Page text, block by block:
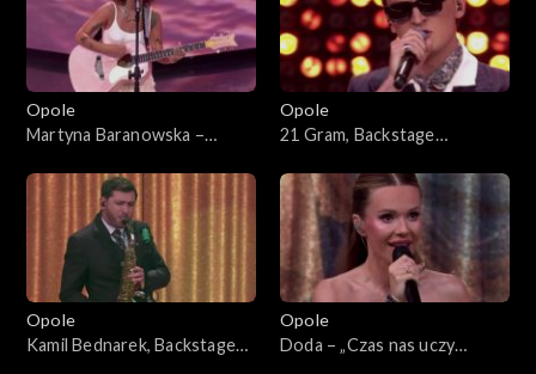
Opole
Martyna Baranowska –
„Debiuty”
Opole
21 Gram, Backstage
być”. 63. KFPP: Koncert
„Debiuty”
Opole
Kamil Bednarek, Backstage
Opole
Doda – „Czas nas uczy